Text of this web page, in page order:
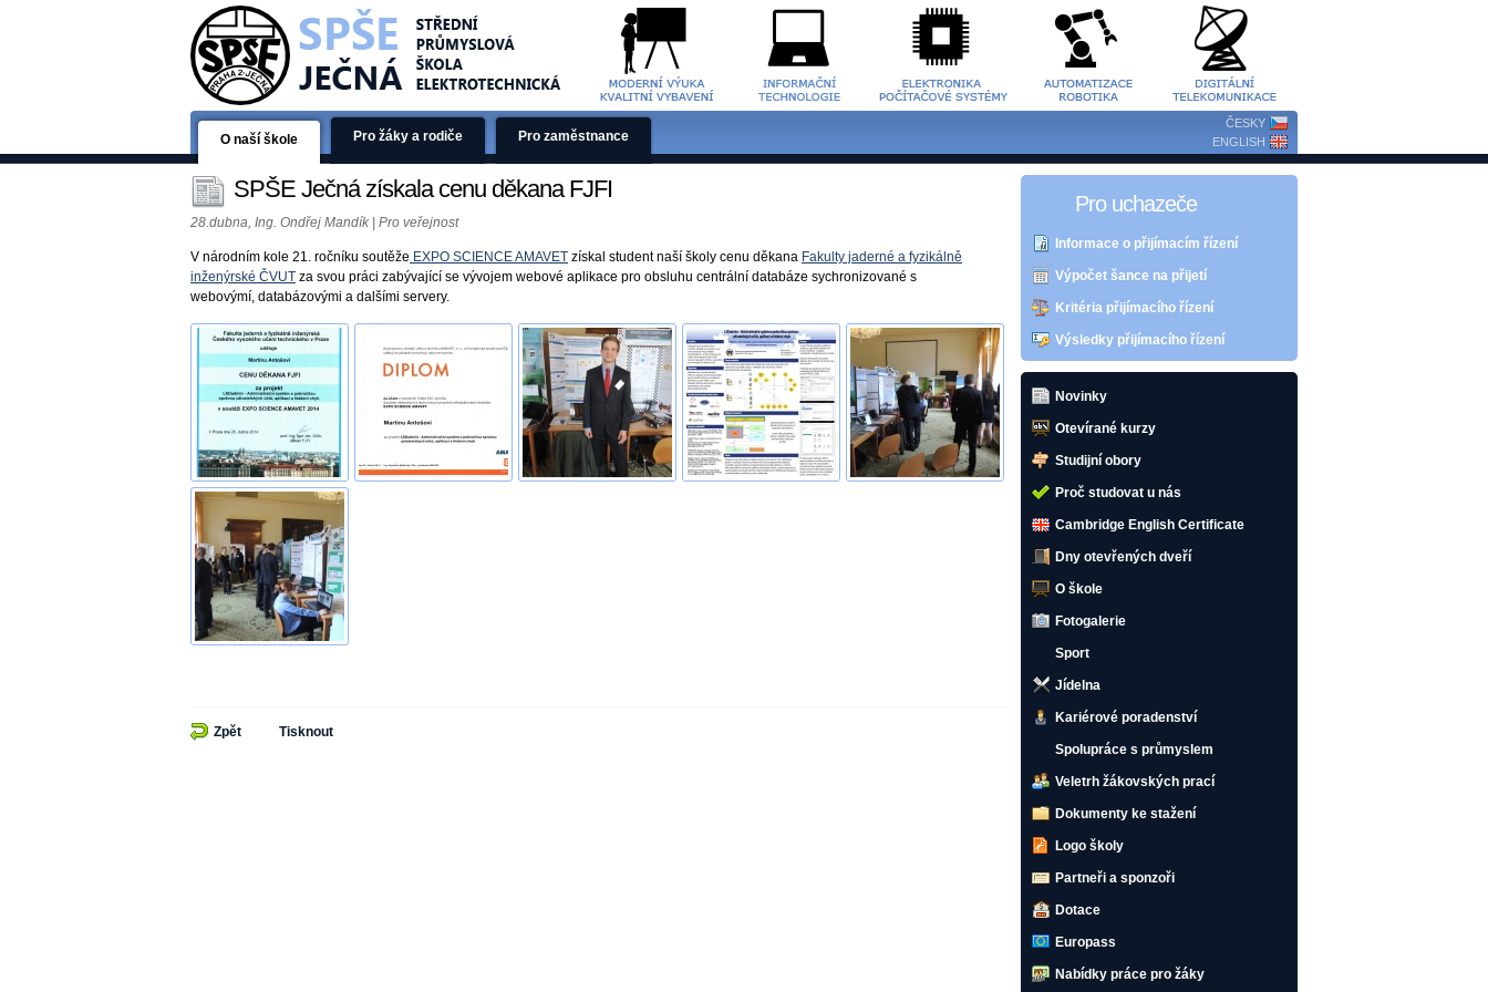
ČESKY
ENGLISH
O naší škole Pro žáky a rodiče Pro zaměstnance
Pro uchazeče
Informace o přijímacím řízení
Výpočet šance na přijetí
Kritéria přijímacího řízení
Výsledky přijímacího řízení
Novinky
Otevírané kurzy
Studijní obory
Proč studovat u nás
Cambridge English Certificate
Dny otevřených dveří
O škole
Fotogalerie
Sport
Jídelna
Kariérové poradenství
Spolupráce s průmyslem
Veletrh žákovských prací
Dokumenty ke stažení
Logo školy
Partneři a sponzoři
Dotace
Europass
Nabídky práce pro žáky
SPŠE Ječná získala cenu děkana FJFI
28.dubna, Ing. Ondřej Mandík | Pro veřejnost
V národním kole 21. ročníku soutěže EXPO SCIENCE AMAVET získal student naší školy cenu děkana Fakulty jaderné a fyzikálně
inženýrské ČVUT za svou práci zabývající se vývojem webové aplikace pro obsluhu centrální databáze sychronizované s
webovýmí, databázovými a dalšími servery.
Zpět Tisknout